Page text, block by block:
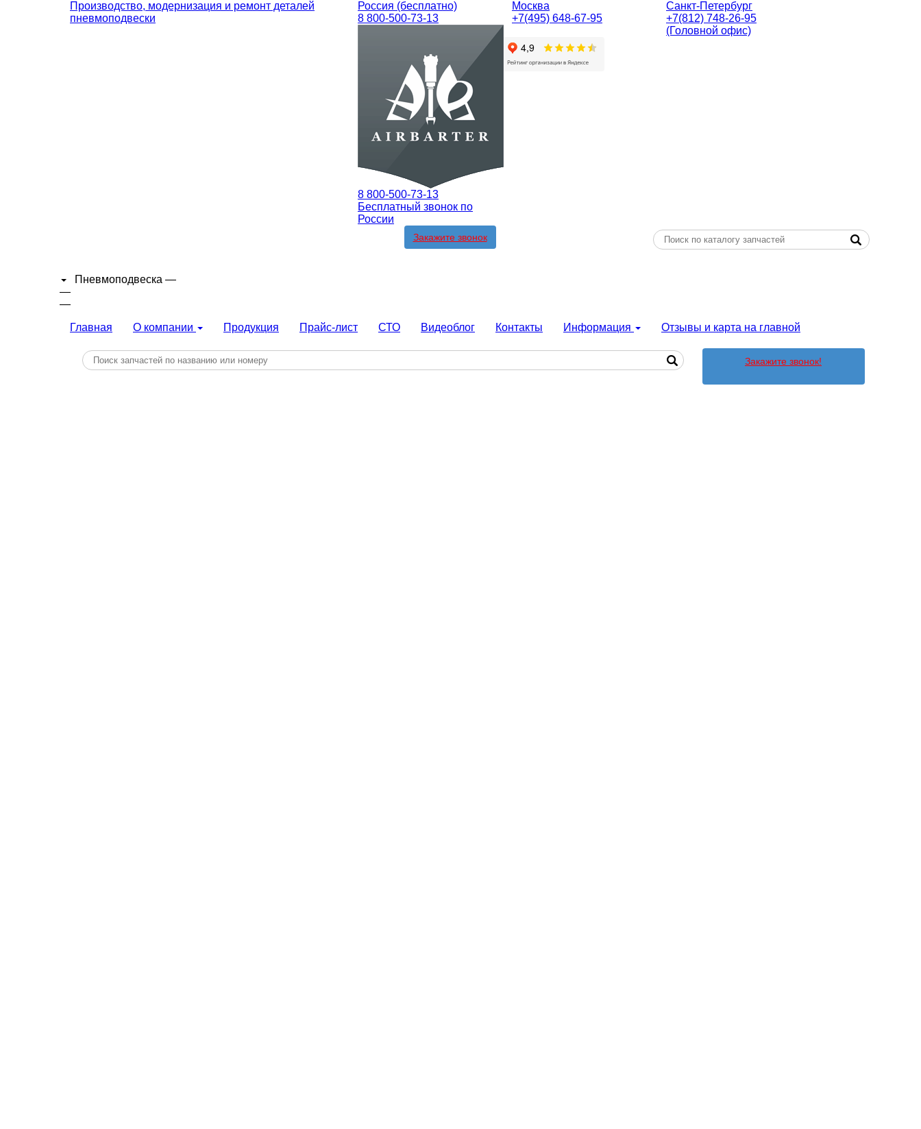
Производство, модернизация и ремонт деталей
пневмоподвески
Россия (бесплатно)
8 800-500-73-13
8 800-500-73-13
Бесплатный звонок по
России
Москва
+7(495) 648-67-95
Санкт-Петербург
+7(812) 748-26-95
(Головной офис)
Закажите звонок
Пневмоподвеска —
—
—
Главная
О компании Продукция Прайс-лист СТО Видеоблог Контакты Информация Отзывы и карта на главной
Закажите звонок!